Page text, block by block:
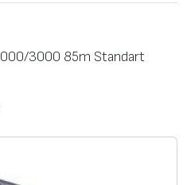
3000 85m Standart